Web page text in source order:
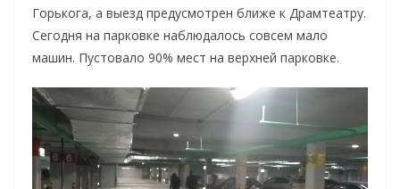
Горькога, а выезд предусмотрен ближе к Драмтеатру.
Сегодня на парковке наблюдалось совсем мало
машин. Пустовало 90% мест на верхней парковке.